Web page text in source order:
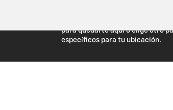
Estás viendo Chevrolet.com
para quedarte aquí o elige otro
específicos para tu ubicación.